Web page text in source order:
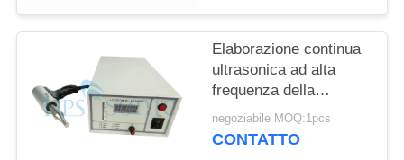
Elaborazione continua
ultrasonica ad alta
frequenza della
saldatura a punti
negoziabile MOQ:1pcs
CONTATTO